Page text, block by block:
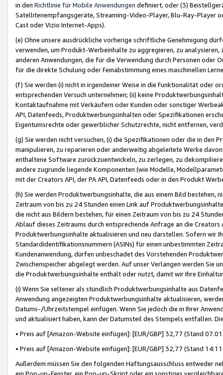
in den Richtlinie für Mobile Anwendungen definiert, oder (3)
Satellitenempfangsgeräte, Streaming-Video-Player, Blu-Ray-Player
Cast oder Vizio Internet-Apps).
(e) Ohne unsere ausdrückliche vorherige schriftliche Genehmigung
verwenden, um Produkt-Werbeinhalte zu aggregieren, zu
anderen Anwendungen, die für die Verwendung durch Personen
für die direkte Schulung oder Feinabstimmung eines maschinellen
(f) Sie werden (i) nicht in irgendeiner Weise in die Funktionalität oder
entsprechenden Versuch unternehmen; (ii) keine
Kontaktaufnahme mit Verkäufern oder Kunden oder sonstiger
API, Datenfeeds, Produktwerbungsinhalten oder Spezifikationen
Eigentumsrechte oder gewerblicher Schutzrechte, nicht entfernen,
(g) Sie werden nicht versuchen, (i) die Spezifikationen oder die in
manipulieren, zu reparieren oder anderweitig abgeleitete Werke
enthaltene Software zurückzuentwickeln, zu zerlegen, zu
andere zugrunde liegende Komponenten (wie Modelle,
mit der Creators API, der PA API, Datenfeeds oder in den Produkt
(h) Sie werden Produktwerbungsinhalte, die aus einem Bild bestehen,
Zeitraum von bis zu 24 Stunden einen Link auf
die nicht aus Bildern bestehen, für einen Zeitraum von bis zu 24
Ablauf dieses Zeitraums durch entsprechende Anfrage an die
Produktwerbungsinhalte aktualisieren und neu darstellen. Sofern wir
Standardidentifikationsnummern (ASINs) für einen unbestimmten
Kundenanwendung, dürfen unbeschadet des Vorstehenden
Zwischenspeicher abgelegt werden. Auf unser Verlangen werden Sie
die Produktwerbungsinhalte enthält oder nutzt, damit wir Ihre
(i) Wenn Sie seltener als stündlich Produktwerbungsinhalte aus
Anwendung angezeigten Produktwerbungsinhalte aktualisieren,
Datums-/Uhrzeitstempel einfügen. Wenn Sie jedoch die in Ihrer
und aktualisiert haben, kann der Datumsteil des Stempels entfallen.
• Preis auf [Amazon-Website einfügen]: [EUR/GBP] 32,77 (Stand
• Preis auf [Amazon-Website einfügen]: [EUR/GBP] 32,77 (Stand
Außerdem müssen Sie den folgenden Haftungsausschluss entweder
ein Pop-up-Fenster, ein Pop-up-Skript oder ein sonstiges